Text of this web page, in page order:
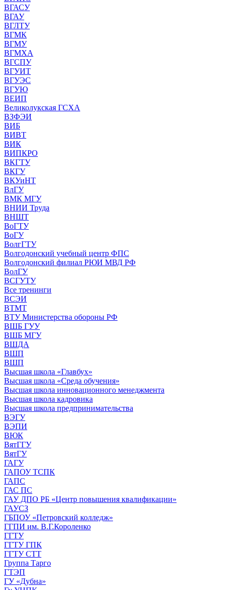
ВГАСУ
ВГАУ
ВГЛТУ
ВГМК
ВГМУ
ВГМХА
ВГСПУ
ВГУИТ
ВГУЭС
ВГУЮ
ВЕИП
Великолукская ГСХА
ВЗФЭИ
ВИБ
ВИВТ
ВИК
ВИПКРО
ВКГТУ
ВКГУ
ВКУиНТ
ВлГУ
ВМК МГУ
ВНИИ Труда
ВНШТ
ВоГТУ
ВоГУ
ВолгГТУ
Волгодонский учебный центр ФПС
Волгодонский филиал РЮИ МВД РФ
ВолГУ
ВСГУТУ
Все тренинги
ВСЭИ
ВТМТ
ВТУ Министерства обороны РФ
ВШБ ГУУ
ВШБ МГУ
ВШДА
ВШП
ВШП
Высшая школа «Главбух»
Высшая школа «Среда обучения»
Высшая школа инновационного менеджмента
Высшая школа кадровика
Высшая школа предпринимательства
ВЭГУ
ВЭПИ
ВЮК
ВятГГУ
ВятГУ
ГАГУ
ГАПОУ ТСПК
ГАПС
ГАС ПС
ГАУ ДПО РБ «Центр повышения квалификации»
ГАУСЗ
ГБПОУ «Петровский колледж»
ГГПИ им. В.Г.Короленко
ГГТУ
ГГТУ ГПК
ГГТУ СТТ
Группа Тарго
ГТЭП
ГУ «Дубна»